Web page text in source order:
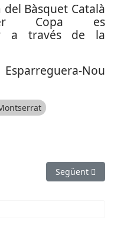
Bàsquet Català
Copa es
a través de la
Nou
de la Cinc Cims de
Article
Següent